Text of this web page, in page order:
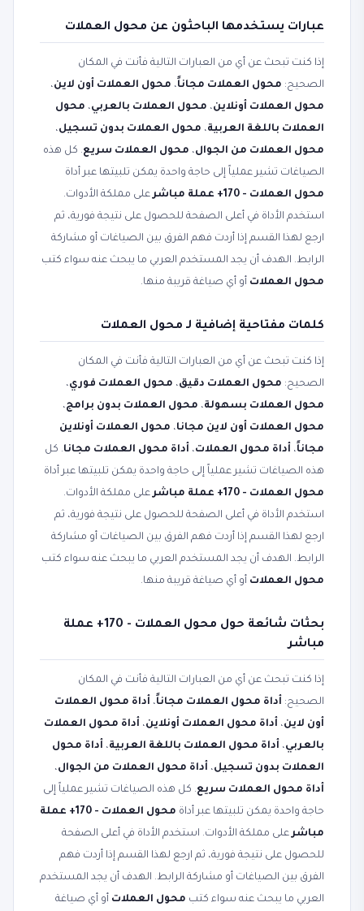
عبارات يستخدمها الباحثون عن محول العملات
إذا كنت تبحث عن أي من العبارات التالية فأنت في المكان
الصحيح: محول العملات مجاناً، محول العملات أون لاين،
محول العملات أونلاين، محول العملات بالعربي، محول
العملات باللغة العربية، محول العملات بدون تسجيل،
محول العملات من الجوال، محول العملات سريع. كل هذه
الصياغات تشير عملياً إلى حاجة واحدة يمكن تلبيتها عبر أداة
محول العملات - 170+ عملة مباشر
على مملكة الأدوات.
استخدم الأداة في أعلى الصفحة للحصول على نتيجة فورية، ثم
ارجع لهذا القسم إذا أردت فهم الفرق بين الصياغات أو مشاركة
الرابط. الهدف أن يجد المستخدم العربي ما يبحث عنه سواء كتب
محول العملات أو أي صياغة قريبة منها.
كلمات مفتاحية إضافية لـ محول العملات
إذا كنت تبحث عن أي من العبارات التالية فأنت في المكان
الصحيح: محول العملات دقيق، محول العملات فوري،
محول العملات بسهولة، محول العملات بدون برامج،
محول العملات أون لاين مجانا، محول العملات أونلاين
مجاناً، أداة محول العملات، أداة محول العملات مجانا. كل
هذه الصياغات تشير عملياً إلى حاجة واحدة يمكن تلبيتها عبر أداة
محول العملات - 170+ عملة مباشر
على مملكة الأدوات.
استخدم الأداة في أعلى الصفحة للحصول على نتيجة فورية، ثم
ارجع لهذا القسم إذا أردت فهم الفرق بين الصياغات أو مشاركة
الرابط. الهدف أن يجد المستخدم العربي ما يبحث عنه سواء كتب
محول العملات أو أي صياغة قريبة منها.
بحثات شائعة حول محول العملات - 170+ عملة
مباشر
إذا كنت تبحث عن أي من العبارات التالية فأنت في المكان
الصحيح: أداة محول العملات مجاناً، أداة محول العملات
أون لاين، أداة محول العملات أونلاين، أداة محول العملات
بالعربي، أداة محول العملات باللغة العربية، أداة محول
العملات بدون تسجيل، أداة محول العملات من الجوال،
أداة محول العملات سريع. كل هذه الصياغات تشير عملياً إلى
حاجة واحدة يمكن تلبيتها عبر أداة
محول العملات - 170+ عملة
مباشرعلى مملكة الأدوات. استخدم الأداة في أعلى الصفحة
للحصول على نتيجة فورية، ثم ارجع لهذا القسم إذا أردت فهم
الفرق بين الصياغات أو مشاركة الرابط. الهدف أن يجد المستخدم
العربي ما يبحث عنه سواء كتب محول العملات أو أي صياغة